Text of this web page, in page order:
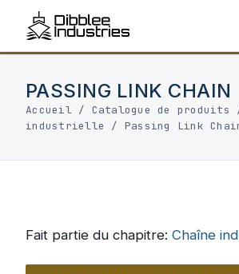
PASSING LINK CHAIN
Accueil/ Catalogue de produits
industrielle
/ Passing Link
Fait partie du chapitre: Chaîne